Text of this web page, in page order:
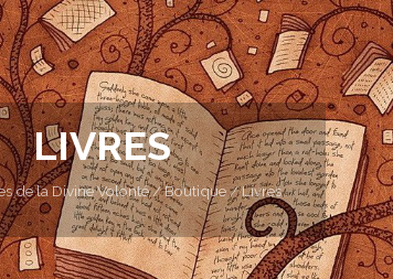
LIVRES
de la Divine Volonté/Boutique/Livres